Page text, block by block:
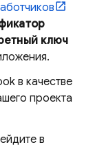
ключ
в качестве
проекта
в